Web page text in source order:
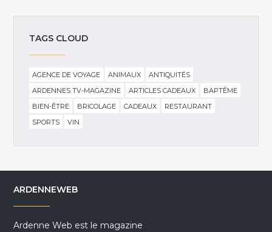
TAGS CLOUD
AGENCE DE VOYAGE ANIMAUX
ANTIQUITÉS
ARDENNES TV-MAGAZINE
ARTICLES CADEAUX
BAPTÊME
BIEN-ÊTRE
BRICOLAGE CADEAUX
RESTAURANT
SPORTS
VIN
ARDENNEWEB
Ardenne Web est le magazine